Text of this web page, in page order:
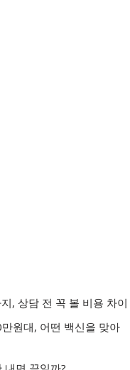
, 상담 전 꼭 볼 비용 차이
원대, 어떤 백신을 맞아